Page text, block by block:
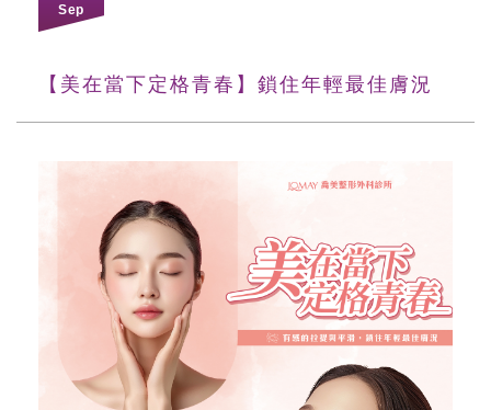
Sep
【美在當下定格青春】鎖住年輕最佳膚況
填寫匯款通知